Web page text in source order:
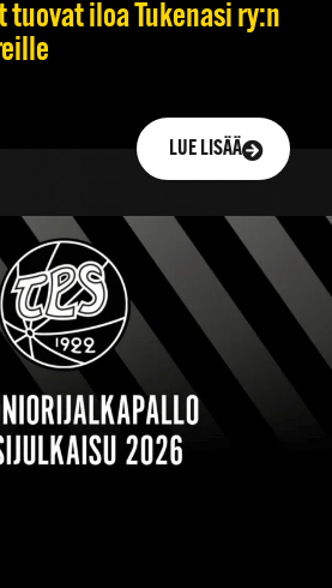
tuovat iloa Tukenasi ry:n
LUE LISÄÄ